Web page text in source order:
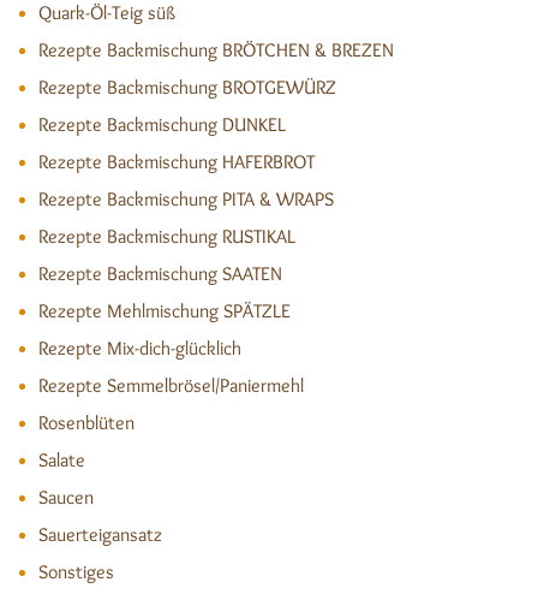
Quark-Öl-Teig süß
Rezepte Backmischung BRÖTCHEN & BREZEN
Rezepte Backmischung BROTGEWÜRZ
Rezepte Backmischung DUNKEL
Rezepte Backmischung HAFERBROT
Rezepte Backmischung PITA & WRAPS
Rezepte Backmischung RUSTIKAL
Rezepte Backmischung SAATEN
Rezepte Mehlmischung SPÄTZLE
Rezepte Mix-dich-glücklich
Rezepte Semmelbrösel/Paniermehl
Rosenblüten
Salate
Saucen
Sauerteigansatz
Sonstiges